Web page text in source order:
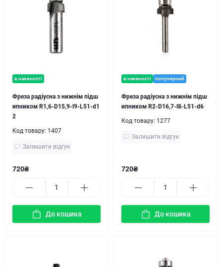
в наявності
Фреза радіусна з нижнім підш
ипником R1,6-D15,9-l9-L51-d1
2
Код товару: 1407
Залишити відгук
720₴
До кошика
в наявності популярний
Фреза радіусна з нижнім підш
ипником R2-D16,7-l8-L51-d6
Код товару: 1277
Залишити відгук
720₴
До кошика